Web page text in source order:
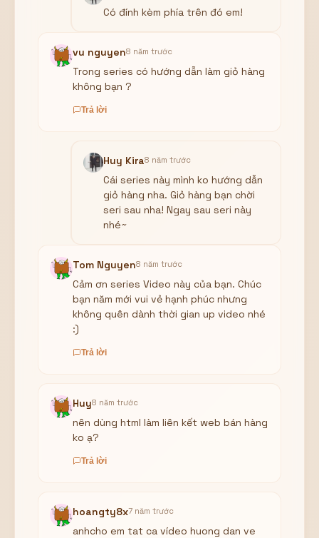
Có đính kèm phía trên đó em!
vu nguyen8 năm trước
Trong series có hướng dẫn làm giỏ hàng
không bạn ?
Trả lời
Huy Kira8 năm trước
Cái series này mình ko hướng dẫn
giỏ hàng nha. Giỏ hàng bạn chời
seri sau nha! Ngay sau seri này
nhé~
Tom Nguyen8 năm trước
Cảm ơn series Video này của bạn. Chúc
bạn năm mới vui vẻ hạnh phúc nhưng
không quên dành thời gian up video nhé
:)
Trả lời
Huy8 năm trước
nên dùng html làm liên kết web bán hàng
ko ạ?
Trả lời
hoangty8x7 năm trước
anhcho em tat ca vídeo huong dan ve